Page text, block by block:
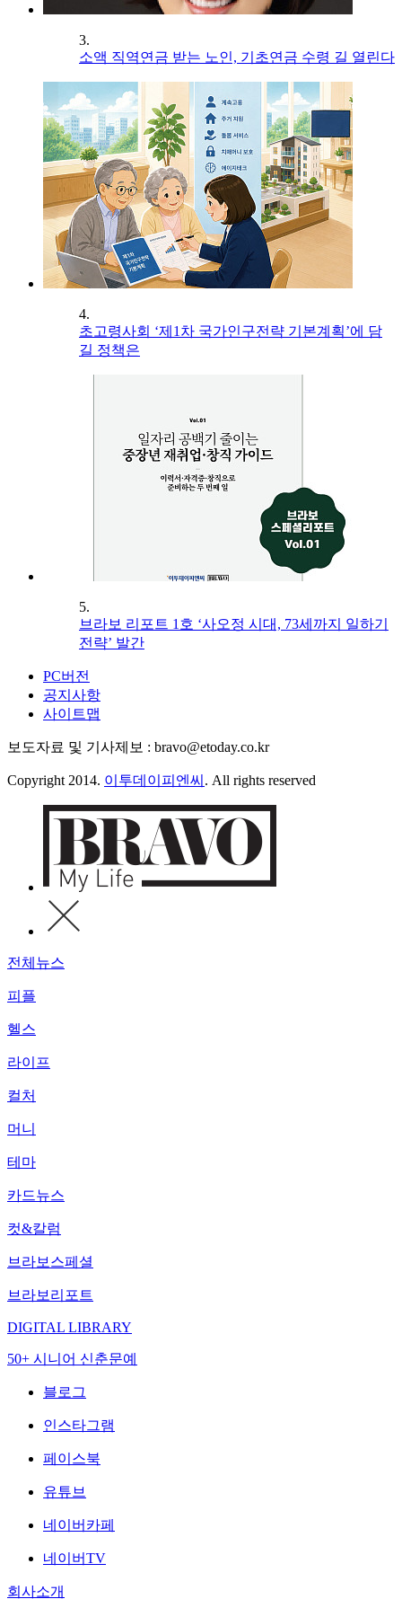
3.
소액 직역연금 받는 노인, 기초연금 수령 길 열린다
4.
초고령사회 ‘제1차 국가인구전략 기본계획’에 담
길 정책은
5.
브라보 리포트 1호 ‘사오정 시대, 73세까지 일하기
전략’ 발간
PC버전
공지사항
사이트맵
보도자료 및 기사제보 : bravo@etoday.co.kr
Copyright 2014. 이투데이피엔씨 . All rights reserved
전체뉴스
피플
헬스
라이프
컬처
머니
테마
카드뉴스
컷&칼럼
브라보스페셜
브라보리포트
DIGITAL LIBRARY
50+ 시니어 신춘문예
블로그
인스타그램
페이스북
유튜브
네이버카페
네이버TV
회사소개